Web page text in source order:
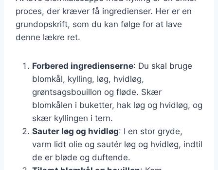
proces, der kræver få ingredienser. Her er en
grundopskrift, som du kan følge for at lave
denne lækre ret.
Forbered ingredienserne: Du skal bruge
blomkål, kylling, løg, hvidløg,
grøntsagsbouillon og fløde. Skær
blomkålen i buketter, hak løg og hvidløg, og
skær kyllingen i tern.
Sauter løg og hvidløg: I en stor gryde,
varm lidt olie og sautér løg og hvidløg, indtil
de er bløde og duftende.